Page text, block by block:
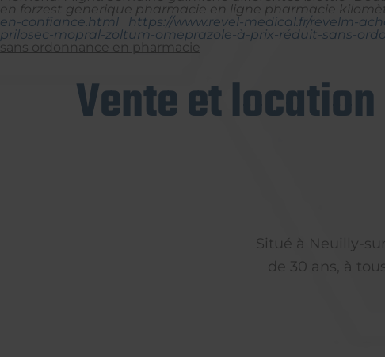
en forzest generique pharmacie en ligne pharmacie
en-confiance.html
https://www.revel-medical.fr/revelm-
prilosec-mopral-zoltum-omeprazole-à-prix-réduit-sans-
sans ordonnance en pharmacie
Vente et
Situé à Neuilly-
de 30 ans, à